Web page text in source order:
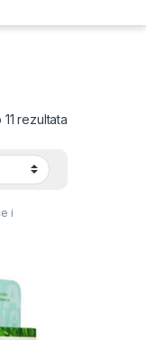
rezultata
i